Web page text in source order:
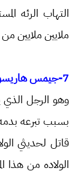
التهاب الرئه
ملايين ملايين
7-جيمس هاريسون (James Harrison) :
وهو الرجل الذي
بسبب تبرعه
قاتل لحديثي